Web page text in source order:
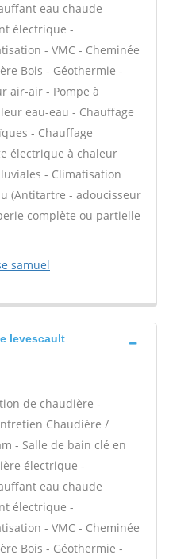
eau chaude
électrique -
- VMC - Cheminée
Bois - Géothermie -
air-air - Pompe à
eau-eau - Chauffage
- Chauffage
électrique à chaleur
- Climatisation
(Antitartre - adoucisseur
complète ou partielle
samuel
levescault
de chaudière -
Chaudière /
- Salle de bain clé en
électrique -
eau chaude
électrique -
- VMC - Cheminée
Bois - Géothermie -